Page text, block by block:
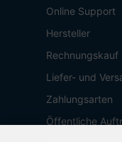
Online Support
Hersteller
Rechnungskauf
Liefer- und
Zahlungsarten
Öffentliche